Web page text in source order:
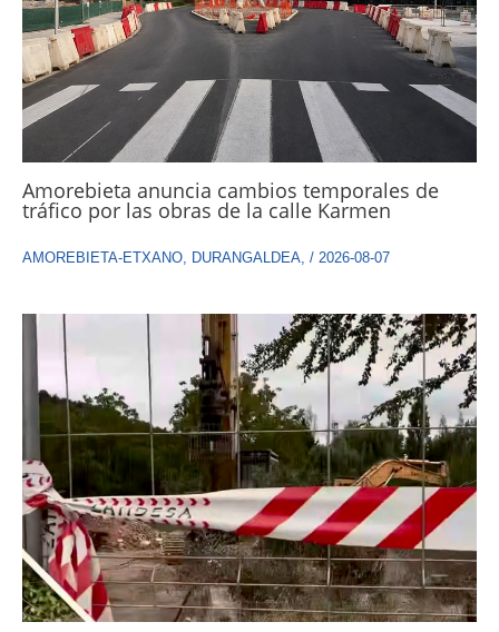
Amorebieta anuncia cambios temporales de
tráfico por las obras de la calle Karmen
AMOREBIETA-ETXANO DURANGALDEA / 2026-08-07